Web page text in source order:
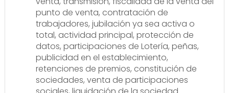
punto de venta, contratación de
trabajadores, jubilación ya sea activa o
total, actividad principal, protección de
datos, participaciones de Lotería, peñas,
publicidad en el establecimiento,
retenciones de premios, constitución de
sociedades, venta de participaciones